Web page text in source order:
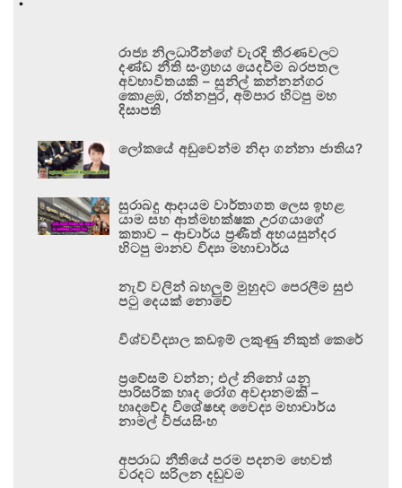
රාජ්‍ය නිලධාරීන්ගේ වැරදි තීරණවලට
දණ්ඩ නීති සංග්‍රහය යෙදවීම බරපතල
අවභාවිතයකි – සුනිල් කන්නන්ගර
කොළඹ, රත්නපුර, අම්පාර හිටපු මහ
දිසාපති
ලෝකයේ අඩුවෙන්ම නිදා ගන්නා ජාතිය?
සුරාබදු ආදායම වාර්තාගත ලෙස ඉහළ
යාම සහ ආත්මභක්ෂක උරගයාගේ
කතාව – ආචාර්ය ප්‍රණීත් අභයසුන්දර
හිටපු මානව විද්‍යා මහාචාර්ය
නැව් වලින් බහලුම් මුහුදට පෙරලීම සුළු
පටු දෙයක් නොවේ
විශ්වවිද්‍යාල කඩඉම් ලකුණු නිකුත් කෙරේ
ප්‍රවේසම් වන්න; එල් නිනෝ යනු
පාරිසරික හෘද රෝග අවදානමකි –
හෘදවේද විශේෂඥ වෛද්‍ය මහාචාර්ය
නාමල් විජයසිංහ
අපරාධ නීතියේ පරම පදනම හෙවත්
වරදට සරිලන දඬුවම